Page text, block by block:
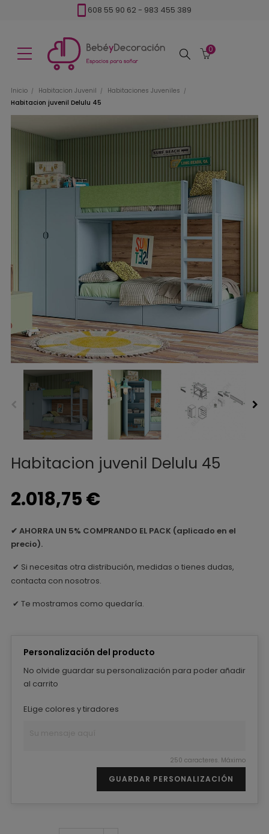
608 55 90 62 - 983 455 389
Buscar
0
Inicio Habitacion Juvenil
Habitaciones Juveniles
Habitacion juvenil Delulu 45
Habitacion juvenil Delulu 45
2.018,75 €
✔ AHORRA UN 5% COMPRANDO EL PACK (aplicado en el
precio).
✔ Si necesitas otra distribución, medidas o tienes dudas,
contacta con nosotros.
✔ Te mostramos como quedaría.
Personalización del producto
No olvide guardar su personalización para poder añadir
al carrito
ELige colores y tiradores
250 caracteres. Máximo
GUARDAR PERSONALIZACIÓN